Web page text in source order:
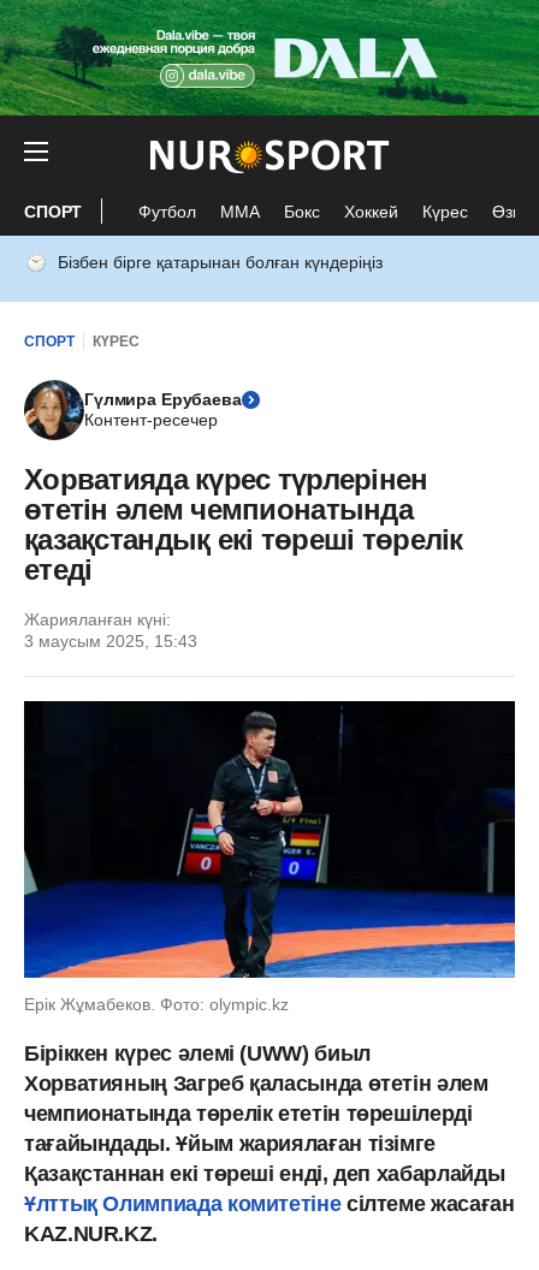
СПОРТ Футбол ММА Бокс Хоккей Күрес Өзге
Бізбен бірге қатарынан болған күндеріңіз
СПОРТ КҮРЕС
Гүлмира Ерубаева
Контент-ресечер
Хорватияда күрес түрлерінен
өтетін әлем чемпионатында
қазақстандық екі төреші төрелік
етеді
Жарияланған күні:
3 маусым 2025, 15:43
Ерік Жұмабеков. Фото: olympic.kz
Біріккен күрес әлемі (UWW) биыл
Хорватияның Загреб қаласында өтетін әлем
чемпионатында төрелік ететін төрешілерді
тағайындады. Ұйым жариялаған тізімге
Қазақстаннан екі төреші енді, деп хабарлайды
Ұлттық Олимпиада комитетінесілтеме жасаған
KAZ.NUR.KZ.